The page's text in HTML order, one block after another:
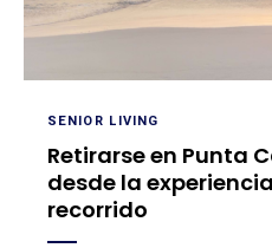
SENIOR LIVING
Retirarse en Punta
desde la
recorrido